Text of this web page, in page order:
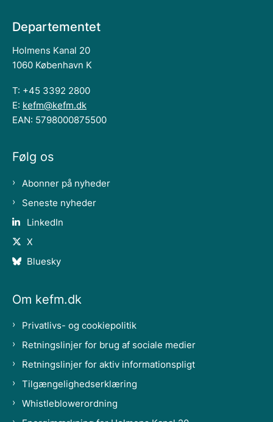
Departementet
Holmens Kanal 20
1060 København K
T: +45 3392 2800
E: kefm@kefm.dk
EAN: 5798000875500
Følg os
Abonner på nyheder
Seneste nyheder
LinkedIn
X
Bluesky
Om kefm.dk
Privatlivs- og cookiepolitik
Retningslinjer for brug af sociale medier
Retningslinjer for aktiv informationspligt
Tilgængelighedserklæring
Whistleblowerordning